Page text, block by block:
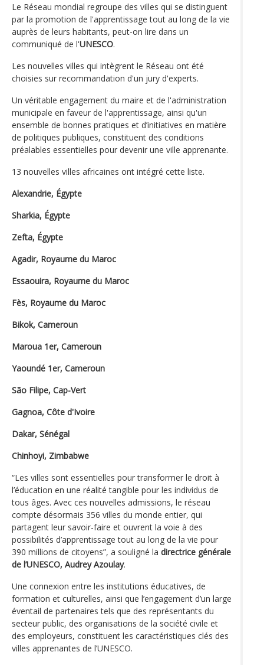
Le Réseau mondial regroupe des villes qui se distinguent
par la promotion de l'apprentissage tout au long de la vie
auprès de leurs habitants, peut-on lire dans un
communiqué de l'UNESCO.
Les nouvelles villes qui intègrent le Réseau ont été
choisies sur recommandation d'un jury d'experts.
Un véritable engagement du maire et de l'administration
municipale en faveur de l'apprentissage, ainsi qu'un
ensemble de bonnes pratiques et d’initiatives en matière
de politiques publiques, constituent des conditions
préalables essentielles pour devenir une ville apprenante.
13 nouvelles villes africaines ont intégré cette liste.
Alexandrie, Égypte
Sharkia, Égypte
Zefta, Égypte
Agadir, Royaume du Maroc
Essaouira, Royaume du Maroc
Fès, Royaume du Maroc
Bikok, Cameroun
Maroua 1er, Cameroun
Yaoundé 1er, Cameroun
São Filipe, Cap-Vert
Gagnoa, Côte d'Ivoire
Dakar, Sénégal
Chinhoyi, Zimbabwe
“Les villes sont essentielles pour transformer le droit à
l’éducation en une réalité tangible pour les individus de
tous âges. Avec ces nouvelles admissions, le réseau
compte désormais 356 villes du monde entier, qui
partagent leur savoir-faire et ouvrent la voie à des
possibilités d’apprentissage tout au long de la vie pour
390 millions de citoyens”, a souligné la directrice générale
de l’UNESCO, Audrey Azoulay.
Une connexion entre les institutions éducatives, de
formation et culturelles, ainsi que l’engagement d’un large
éventail de partenaires tels que des représentants du
secteur public, des organisations de la société civile et
des employeurs, constituent les caractéristiques clés des
villes apprenantes de l’UNESCO.